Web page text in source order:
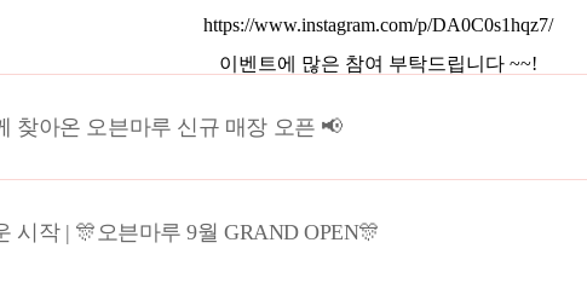
https://www.instagram.com/p/DA0C0s1hqz7/
이벤트에 많은 참여 부탁드립니다 ~~!
찾아온 오븐마루 신규 매장 오픈 📢
시작 | 🎊오븐마루 9월 GRAND OPEN🎊